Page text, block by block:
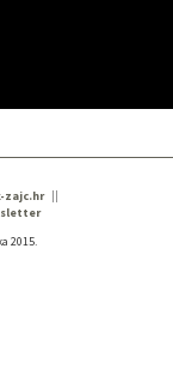
zajc.hr
2015.